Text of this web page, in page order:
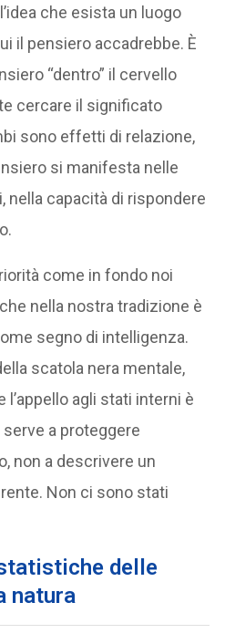
che esista un luogo
il pensiero accadrebbe. È
“dentro” il cervello
cercare il significato
sono effetti di relazione,
si manifesta nelle
nella capacità di rispondere
come in fondo noi
nella nostra tradizione è
segno di intelligenza.
scatola nera mentale,
l’appello agli stati interni è
a proteggere
non a descrivere un
Non ci sono stati
delle
natura